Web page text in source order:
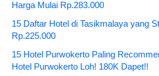
Harga Mulai Rp.283.000
15 Daftar Hotel di Tasikmalaya yang
Rp.225.000
15 Hotel Purwokerto Paling
Hotel Purwokerto Loh! 180K Dapet!!